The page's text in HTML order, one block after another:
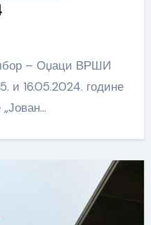
16.05.2024. године